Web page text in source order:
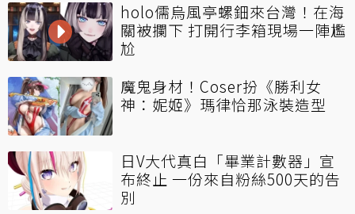
holo儒烏風亭螺鈿來台灣！在海
關被攔下 打開行李箱現場一陣尷
尬
魔鬼身材！Coser扮《勝利女
神：妮姬》瑪律恰那泳裝造型
日V大代真白「畢業計數器」宣
布終止 一份來自粉絲500天的告
別